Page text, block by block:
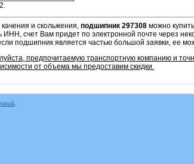
и скольжения, подшипник 297308 можно
ИНН, счет Вам придет по электронной почте через
подшипник является частью большой заявки, ее
предпочитаемую транспортную компанию и
от объема мы предоставим скидки.